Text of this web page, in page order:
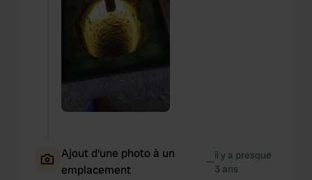
Ajout d'une photo à un
emplacement
—il y a presque
3 ans